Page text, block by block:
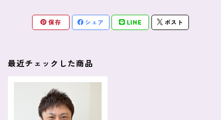
保存 シェア LINE ポスト
最近チェックした商品